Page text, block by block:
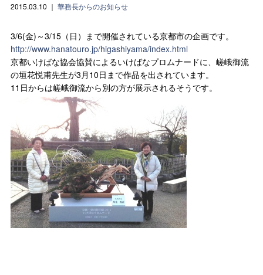
2015.03.10 ｜ 華務長からのお知らせ
3/6(金)～3/15（日）まで開催されている京都市の企画です。
http://www.hanatouro.jp/higashiyama/index.html
京都いけばな協会協賛によるいけばなプロムナードに、嵯峨御流
の垣花悦甫先生が3月10日まで作品を出されています。
11日からは嵯峨御流から別の方が展示されるそうです。